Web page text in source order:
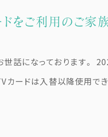
をご利用のご家
世話になっております。
カードは入替以降使用で